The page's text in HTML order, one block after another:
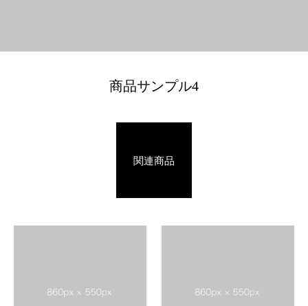
商品サンプル4
関連商品